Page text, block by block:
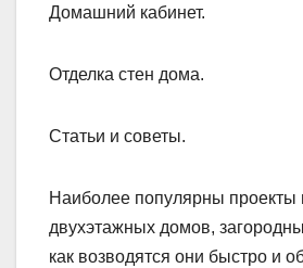
Домашний кабинет.
Отделка стен дома.
Статьи и советы.
Наиболее популярны проекты
двухэтажных домов,
как возводятся они быстро и